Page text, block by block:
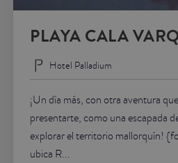
PLAYA CALA
Hotel Palladium
¡Un día más, con otra aventura
presentarte, como una escapada
explorar el territorio mallorquín!
ubica R...